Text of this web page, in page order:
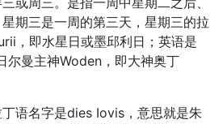
期三是一周的第三天，星期三的拉
，即水星日或墨邱利日；英语是
尔曼主神Woden，即大神奥丁
丁语名字是dies Iovis，意思就是朱